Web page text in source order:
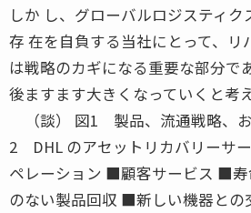
しか し、グローバルロジスティ
存 在を自負する当社にとって、リ
は戦略のカギになる重要な部分で
後ますます大きくなっていくと考
（談） 図1 製品、流通戦略、
2 DHL のアセットリカバリーサ
ペレーション ■顧客サービス ■寿
のない製品回収 ■新しい機器と